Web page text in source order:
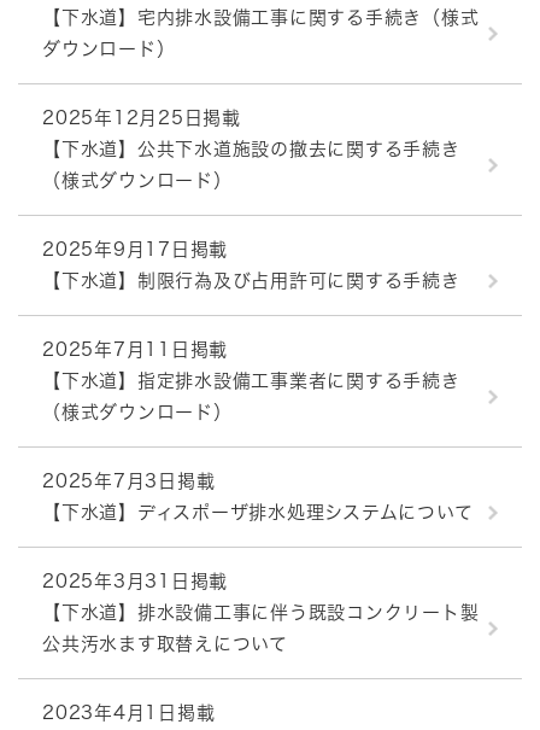
【下水道】宅内排水設備工事に関する手続き（様式
ダウンロード）
2025年12月25日掲載
【下水道】公共下水道施設の撤去に関する手続き
（様式ダウンロード）
2025年9月17日掲載
【下水道】制限行為及び占用許可に関する手続き
2025年7月11日掲載
【下水道】指定排水設備工事業者に関する手続き
（様式ダウンロード）
2025年7月3日掲載
【下水道】ディスポーザ排水処理システムについて
2025年3月31日掲載
【下水道】排水設備工事に伴う既設コンクリート製
公共汚水ます取替えについて
2023年4月1日掲載